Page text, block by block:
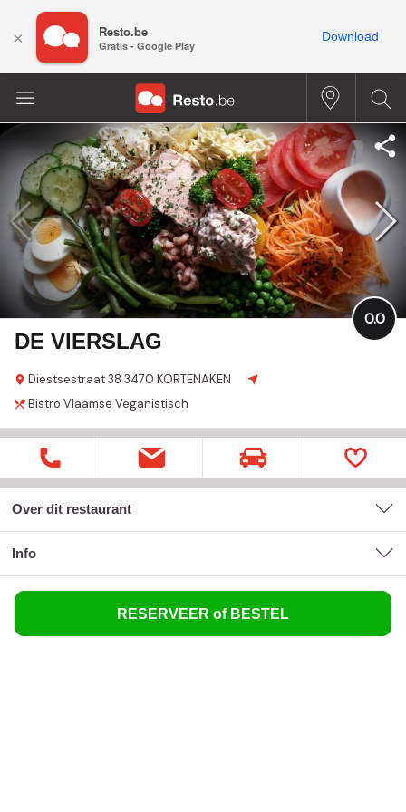
DE VIERSLAG
Diestsestraat 38 3470 KORTENAKEN
0.0
Bistro Vlaamse Veganistisch
Over dit restaurant
Info
RESERVEER of BESTEL
× Resto.be
Gratis - Google Play
Download